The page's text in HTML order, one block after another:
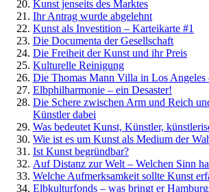
Kunst jenseits des Marktes
Ihr Antrag wurde abgelehnt
Kunst als Investition – Karteikarte #1
Die Documenta der Gesellschaft
Die Freiheit der Kunst und ihr Preis
Kulturelle Reinigung
Die Thomas Mann Villa in Los Angeles
Elbphilharmonie – ein Desaster!
Die Schere zwischen Arm und Reich
Künstler dabei
Was bedeutet Kunst, Künstler,
Wie ist es um Kunst als Medium der
Ist Kunst begründbar?
Auf Distanz zur Welt – Welchen Sinn
Welche Aufmerksamkeit sollte Kunst
Elbkulturfonds – was bringt er